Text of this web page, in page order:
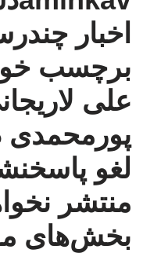
اخبار
برچسب
علی
پورمحمدی
لغو پاسخ
منتشر
بخش‌های